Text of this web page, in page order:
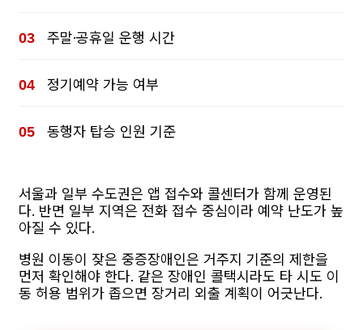
주말·공휴일 운행 시간
정기예약 가능 여부
동행자 탑승 인원 기준
서울과 일부 수도권은 앱 접수와 콜센터가 함께 운영된
다. 반면 일부 지역은 전화 접수 중심이라 예약 난도가 높
아질 수 있다.
병원 이동이 잦은 중증장애인은 거주지 기준의 제한을
먼저 확인해야 한다. 같은 장애인 콜택시라도 타 시도 이
동 허용 범위가 좁으면 장거리 외출 계획이 어긋난다.